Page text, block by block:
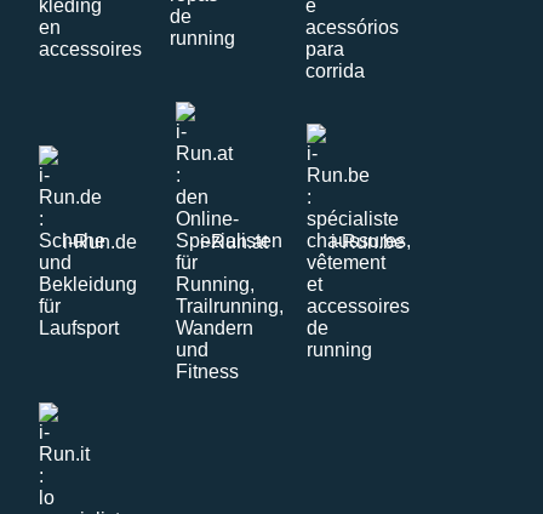
i-Run.de i-Run.at i-Run.be